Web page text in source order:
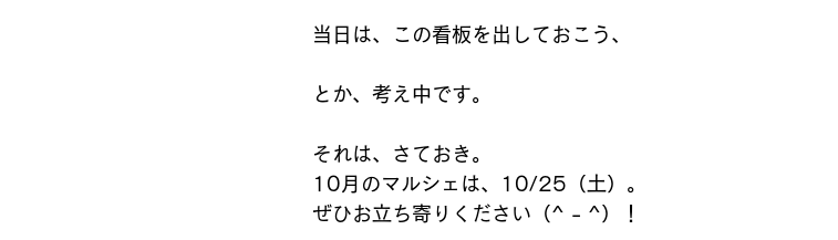
当日は、この看板を出しておこう、
とか、考え中です。
それは、さておき。
10月のマルシェは、10/25（土）。
ぜひお立ち寄りください（^ - ^）！